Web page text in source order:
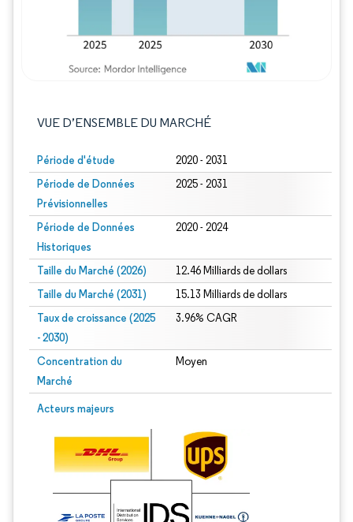
VUE D’ENSEMBLE DU MARCHÉ
Période d'étude 2020 - 2031
Période de Données
Prévisionnelles
2025 - 2031
Période de Données
Historiques
2020 - 2024
Taille du Marché (2026) 12.46 Milliards de dollars
Taille du Marché (2031) 15.13 Milliards de dollars
Taux de croissance (2025
- 2030)
3.96% CAGR
Concentration du
Marché
Moyen
Acteurs majeurs
Image © Mordor Intelligence. La réutilisation nécessite une attribution sous CC